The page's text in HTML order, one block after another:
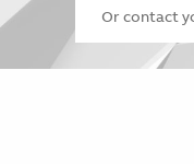
Or contact